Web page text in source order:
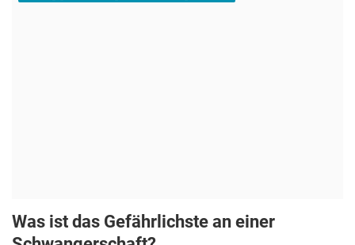
Was ist das Gefährlichste an einer